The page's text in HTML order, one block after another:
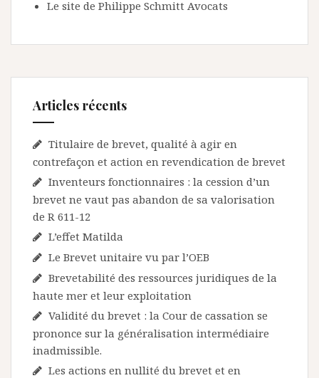
Le site de Philippe Schmitt Avocats
Articles récents
Titulaire de brevet, qualité à agir en
contrefaçon et action en revendication de brevet
Inventeurs fonctionnaires : la cession d’un
brevet ne vaut pas abandon de sa valorisation
de R 611-12
L’effet Matilda
Le Brevet unitaire vu par l’OEB
Brevetabilité des ressources juridiques de la
haute mer et leur exploitation
Validité du brevet : la Cour de cassation se
prononce sur la généralisation intermédiaire
inadmissible.
Les actions en nullité du brevet et en